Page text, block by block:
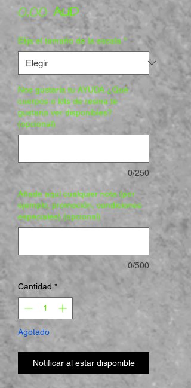
0,00 AUDPrecio
Elija el tamaño de la escala *
Nos gustaría tu AYUDA ¿Qué
cuerpos o kits de resina te
gustaría ver disponibles?
(opcional)
0/250
Añade aquí cualquier nota (por
ejemplo, promoción, condiciones
especiales) (opcional)
0/500
Cantidad *
Agotado
Notificar al estar disponible